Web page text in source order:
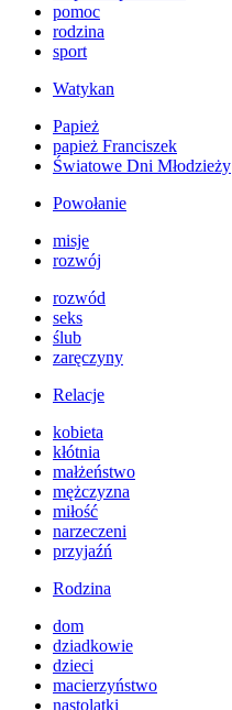
pomoc
rodzina
sport
Watykan
Papież
papież Franciszek
Światowe Dni Młodzieży
Powołanie
misje
rozwój
rozwód
seks
ślub
zaręczyny
Relacje
kobieta
kłótnia
małżeństwo
mężczyzna
miłość
narzeczeni
przyjaźń
Rodzina
dom
dziadkowie
dzieci
macierzyństwo
nastolatki